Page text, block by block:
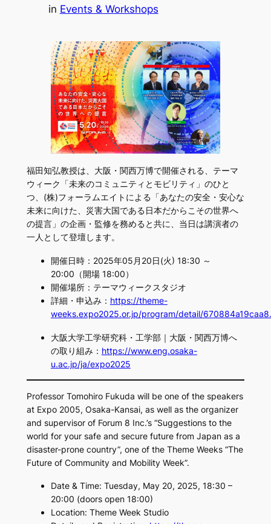
in Events & Workshops
福田知弘教授は、大阪・関西万博で開催される、テーマ
ウィーク「未来のコミュニティとモビリティ」のひと
つ、(株)フォーラムエイトによる「あなたの安全・安心な
未来に向けた、災害大国である日本だからこその世界へ
の提言」の企画・監修を務めると共に、当日は講演者の
一人として登壇します。
開催日時：2025年05月20日(火) 18:30 ～
20:00（開場 18:00）
開催場所：テーマウィークスタジオ
詳細・申込み： https://theme-
weeks.expo2025.or.jp/program/detail/
大阪大学工学研究科・工学部｜大阪・関西万博へ
の取り組み： https://www.eng.osaka-
u.ac.jp/ja/expo2025
Professor Tomohiro Fukuda will be one of the speakers
at Expo 2005, Osaka-Kansai, as well as the organizer
and supervisor of Forum 8 Inc.’s “Suggestions to the
world for your safe and secure future from Japan as a
disaster-prone country”, one of the Theme Weeks “The
Future of Community and Mobility Week”.
Date & Time: Tuesday, May 20, 2025, 18:30 –
20:00 (doors open 18:00)
Location: Theme Week Studio